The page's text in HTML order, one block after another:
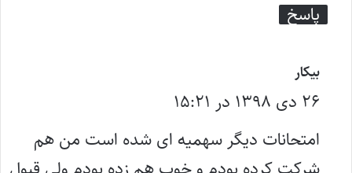
پاسخ
بیکار
ف
ت
:
۲۶ دی ۱۳۹۸ در ۱۵:۲۱
امتحانات دیگر سهمیه ای شده است من هم